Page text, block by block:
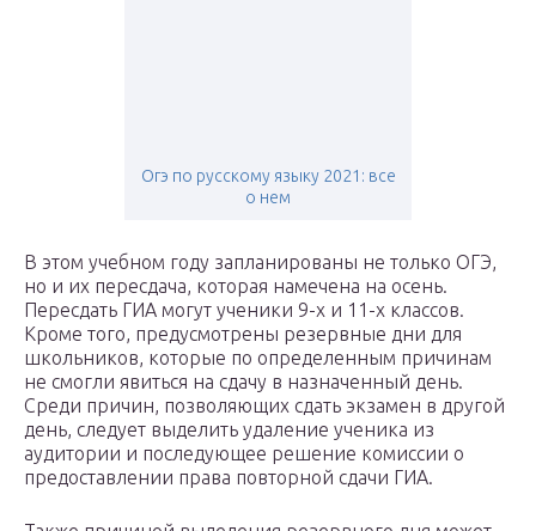
Огэ по русскому языку 2021: все
о нем
В этом учебном году запланированы не только ОГЭ,
но и их пересдача, которая намечена на осень.
Пересдать ГИА могут ученики 9-х и 11-х классов.
Кроме того, предусмотрены резервные дни для
школьников, которые по определенным причинам
не смогли явиться на сдачу в назначенный день.
Среди причин, позволяющих сдать экзамен в другой
день, следует выделить удаление ученика из
аудитории и последующее решение комиссии о
предоставлении права повторной сдачи ГИА.